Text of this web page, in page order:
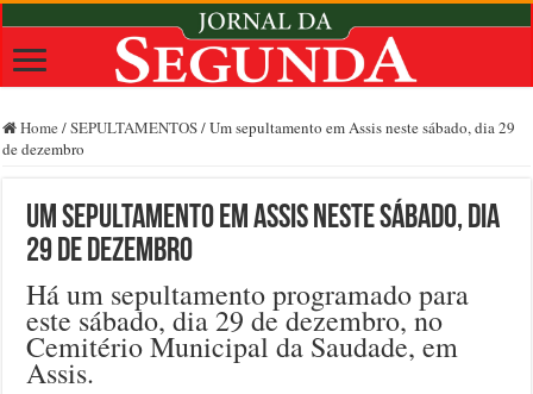
Home /SEPULTAMENTOS/Um sepultamento em Assis neste sábado, dia 29
de dezembro
Um sepultamento em Assis neste sábado, dia
29 de dezembro
Há um sepultamento programado para
este sábado, dia 29 de dezembro, no
Cemitério Municipal da Saudade, em
Assis.